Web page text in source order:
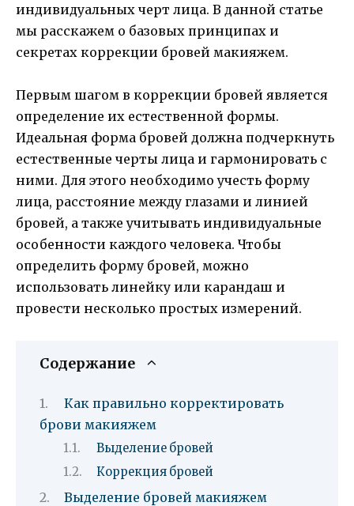
индивидуальных черт лица. В данной статье
мы расскажем о базовых принципах и
секретах коррекции бровей макияжем.
Первым шагом в коррекции бровей является
определение их естественной формы.
Идеальная форма бровей должна подчеркнуть
естественные черты лица и гармонировать с
ними. Для этого необходимо учесть форму
лица, расстояние между глазами и линией
бровей, а также учитывать индивидуальные
особенности каждого человека. Чтобы
определить форму бровей, можно
использовать линейку или карандаш и
провести несколько простых измерений.
Содержание
Как правильно корректировать
брови макияжем
Выделение бровей
Коррекция бровей
Выделение бровей макияжем